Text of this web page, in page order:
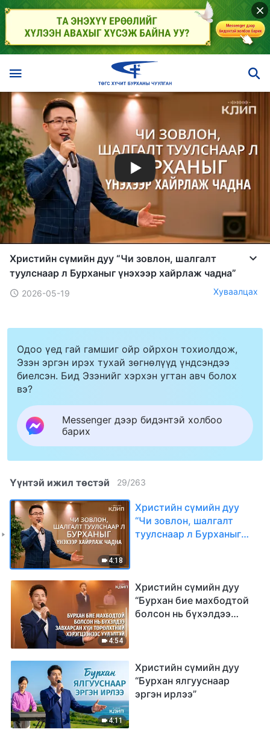
Христийн сүмийн дуу “Чи зовлон, шалгалт
туулснаар л Бурханыг үнэхээр хайрлаж чадна”
2026-05-19 Хуваалцах
Одоо үед гай гамшиг ойр ойрхон тохиолдож,
Эзэн эргэн ирэх тухай зөгнөлүүд үндсэндээ
биелсэн. Бид Эзэнийг хэрхэн угтан авч болох
вэ?
Messenger дээр бидэнтэй холбоо
барих
Үүнтэй ижил төстэй 29/263
4:18
Христийн сүмийн дуу
“Чи зовлон, шалгалт
туулснаар л Бурханыг
4:54
Христийн сүмийн дуу
“Бурхан бие махбодтой
болсон нь бүхэлдээ
4:11
Христийн сүмийн дуу
“Бурхан ялгууснаар
эргэн ирлээ”